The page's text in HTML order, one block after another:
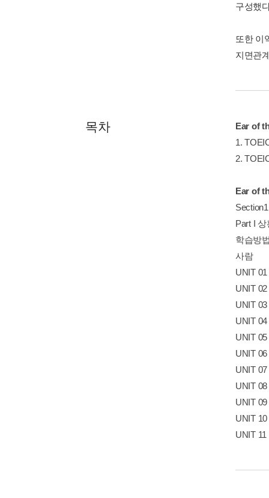
구성했
또한 이
지면관
목차
Ear of
1.
2.
Ear of
Part I
학습방
사람
UNIT
UNIT
UNIT
UNIT
UNIT
UNIT
UNIT
UNIT
UNIT
UNIT
UNIT